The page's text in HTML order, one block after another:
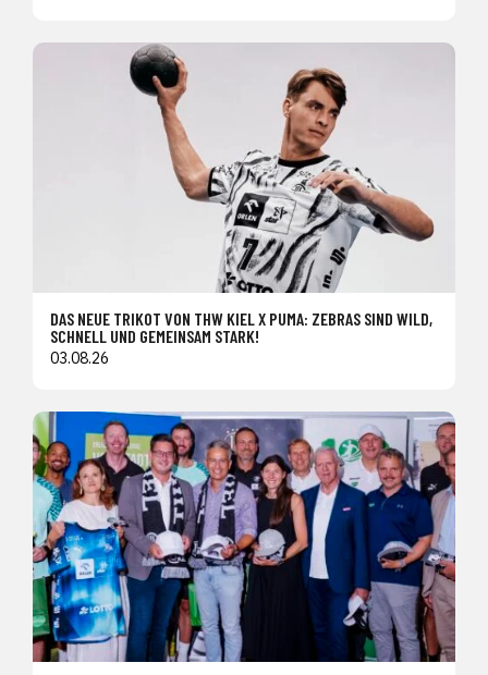
DAS NEUE TRIKOT VON THW KIEL X PUMA: ZEBRAS SIND WILD,
SCHNELL UND GEMEINSAM STARK!
03.08.26